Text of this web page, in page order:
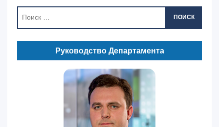
ПОИСК
Руководство Департамента